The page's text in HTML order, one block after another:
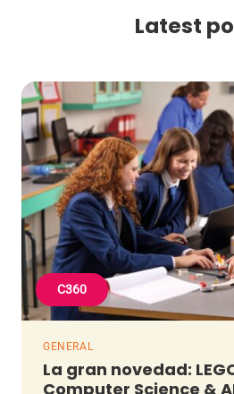
Latest
C360
GENERAL
La gran novedad:
Computer Science &